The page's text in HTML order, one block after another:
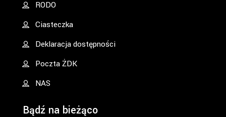
RODO
Ciasteczka
Deklaracja dostępności
Poczta ŻDK
NAS
Bądź na bieżąco